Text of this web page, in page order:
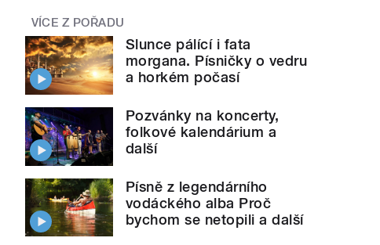
VÍCE Z POŘADU
Slunce pálící i fata
morgana. Písničky o vedru
a horkém počasí
Pozvánky na koncerty,
folkové kalendárium a
další
Písně z legendárního
vodáckého alba Proč
bychom se netopili a další